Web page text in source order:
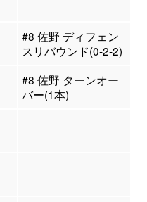
#8 佐野 ディフェン
スリバウンド(0-2-2)
#8 佐野 ターンオー
バー(1本)